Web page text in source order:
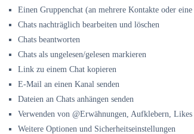
Einen Gruppenchat (an mehrere Kontakte oder eine
Chats nachträglich bearbeiten und löschen
Chats beantworten
Chats als ungelesen/gelesen markieren
Link zu einem Chat kopieren
E-Mail an einen Kanal senden
Dateien an Chats anhängen senden
Verwenden von @Erwähnungen, Aufklebern,
Weitere Optionen und Sicherheitseinstellungen